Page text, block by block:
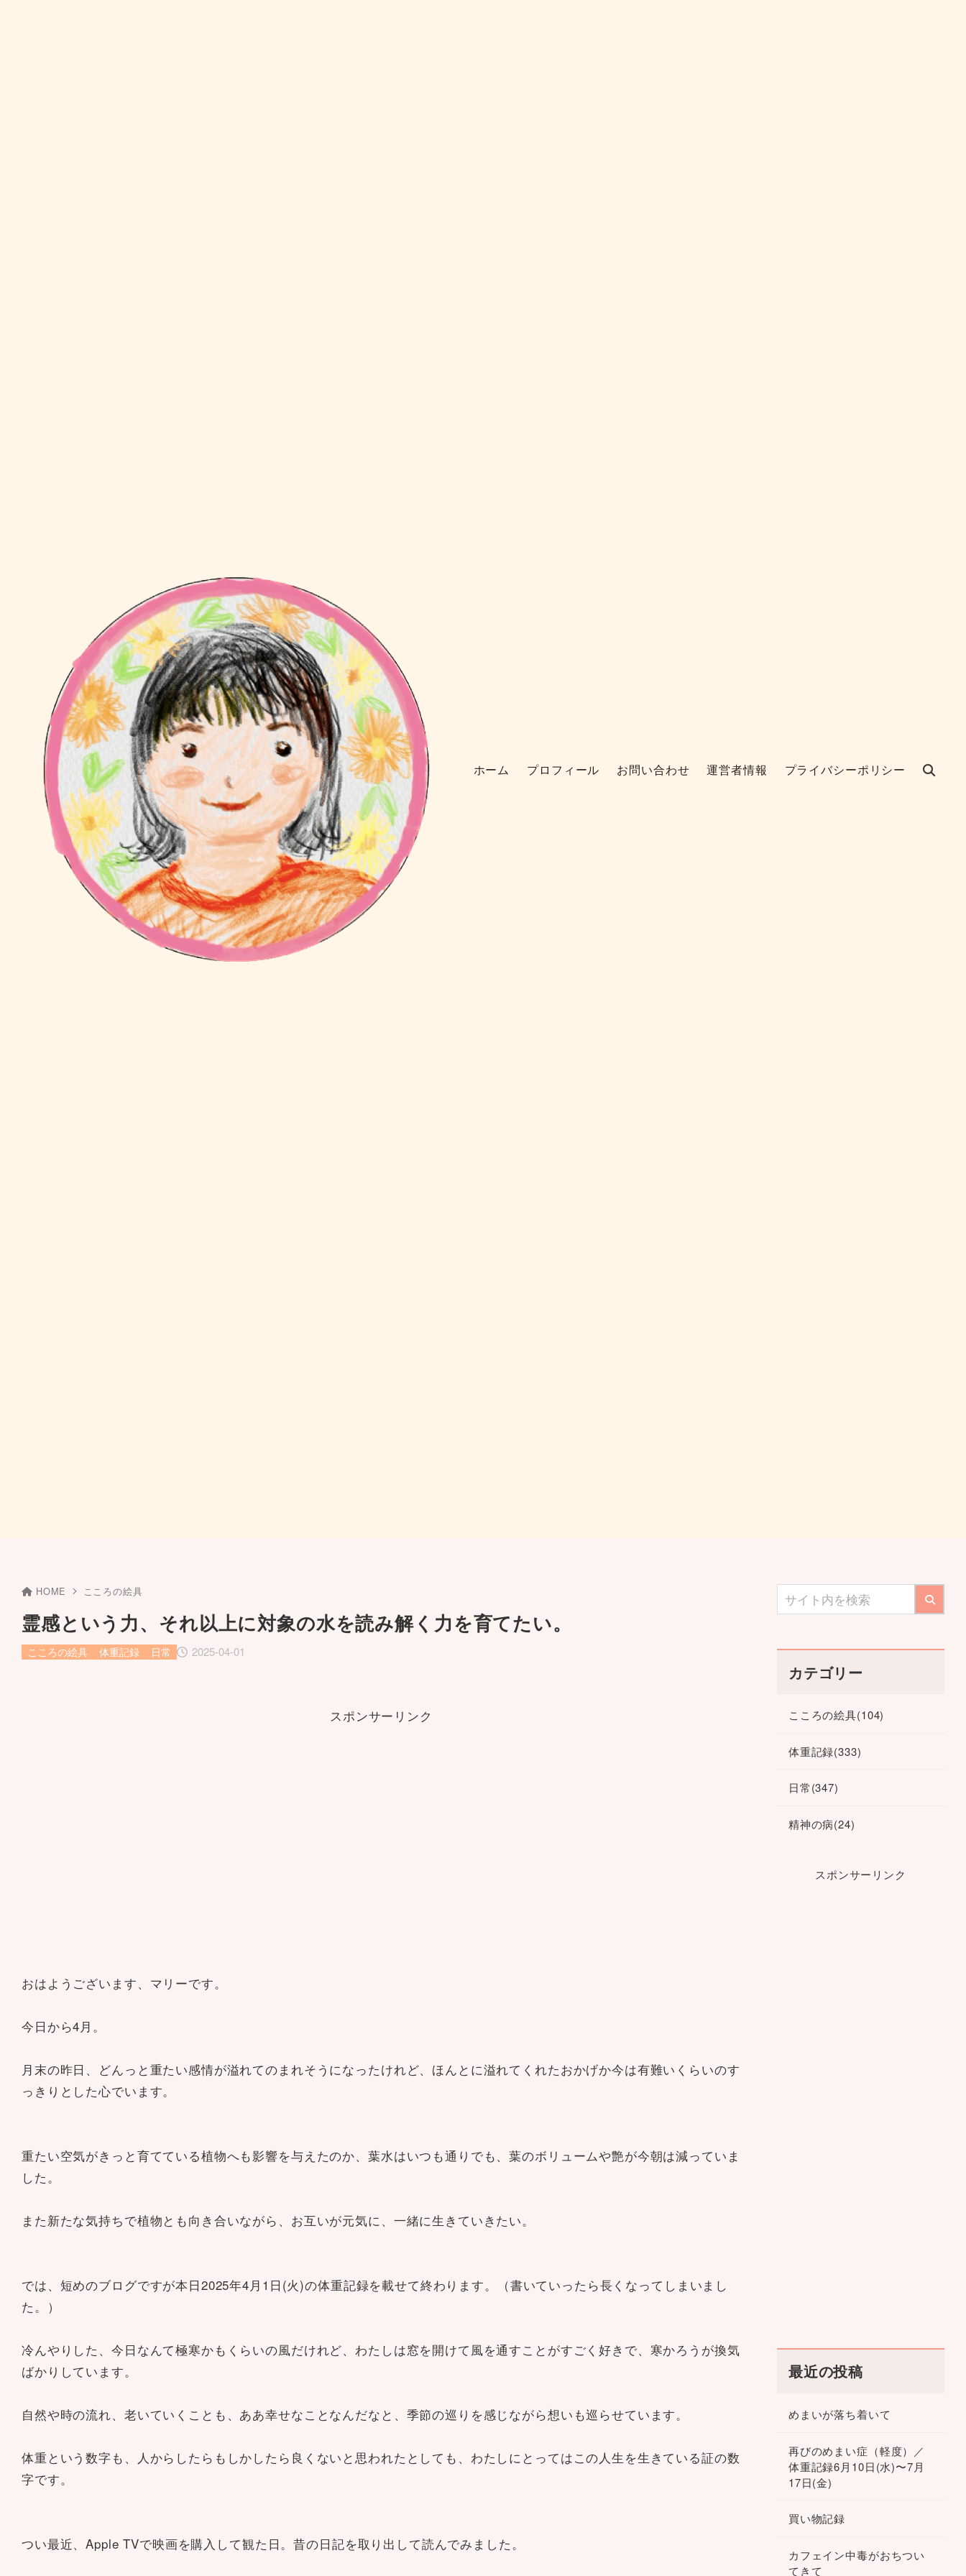
ホーム プロフィール お問い合わせ 運営者情報 プライバシーポリシー
HOME こころの絵具
霊感という力、それ以上に対象の水を読み解く力を育てたい。
2025-04-01
こころの絵具 体重記録 日常
スポンサーリンク
おはようございます、マリーです。
今日から4月。
月末の昨日、どんっと重たい感情が溢れてのまれそうになったけれど、ほんとに溢れてくれたおかげか今は有難いくらいのす
っきりとした心でいます。
重たい空気がきっと育てている植物へも影響を与えたのか、葉水はいつも通りでも、葉のボリュームや艶が今朝は減っていま
した。
また新たな気持ちで植物とも向き合いながら、お互いが元気に、一緒に生きていきたい。
では、短めのブログですが本日2025年4月1日(火)の体重記録を載せて終わります。（書いていったら長くなってしまいまし
た。）
冷んやりした、今日なんて極寒かもくらいの風だけれど、わたしは窓を開けて風を通すことがすごく好きで、寒かろうが換気
ばかりしています。
自然や時の流れ、老いていくことも、ああ幸せなことなんだなと、季節の巡りを感じながら想いも巡らせています。
体重という数字も、人からしたらもしかしたら良くないと思われたとしても、わたしにとってはこの人生を生きている証の数
字です。
つい最近、Apple TVで映画を購入して観た日。昔の日記を取り出して読んでみました。
カテゴリー
こころの絵具(104)
体重記録(333)
日常(347)
精神の病(24)
スポンサーリンク
最近の投稿
めまいが落ち着いて
再びのめまい症（軽度）／
体重記録6月10日(水)〜7月
17日(金)
買い物記録
カフェイン中毒がおちつい
てきて